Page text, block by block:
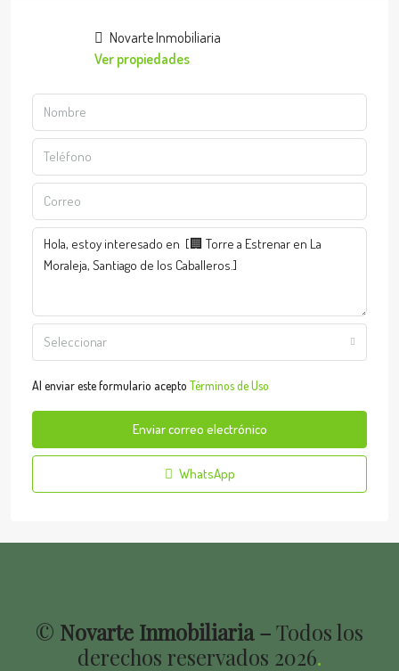
Novarte Inmobiliaria
Ver propiedades
Seleccionar
Al enviar este formulario acepto Términos de Uso
Enviar correo electrónico
WhatsApp
© Novarte Inmobiliaria –Todos los
derechos reservados 2026.